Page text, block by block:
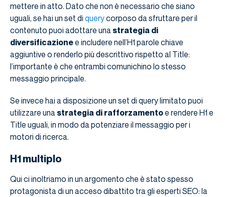
mettere in atto. Dato che non è necessario che siano
uguali, se hai un set di querycorposo da sfruttare per il
contenuto puoi adottare una strategia di
diversificazionee includere nell’H1 parole chiave
aggiuntive o renderlo più descrittivo rispetto al Title:
l’importante è che entrambi comunichino lo stesso
messaggio principale.
Se invece hai a disposizione un set di query limitato puoi
utilizzare una strategia di rafforzamentoe rendere H1 e
Title uguali, in modo da potenziare il messaggio per i
motori di ricerca.
H1 multiplo
Qui ci inoltriamo in un argomento che è stato spesso
protagonista di un acceso dibattito tra gli esperti SEO: la